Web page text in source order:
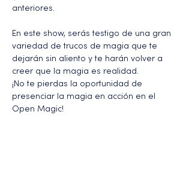
anteriores.
En este show, serás testigo de una gran
variedad de trucos de magia que te
dejarán sin aliento y te harán volver a
creer que la magia es realidad.
¡No te pierdas la oportunidad de
presenciar la magia en acción en el
Open Magic!